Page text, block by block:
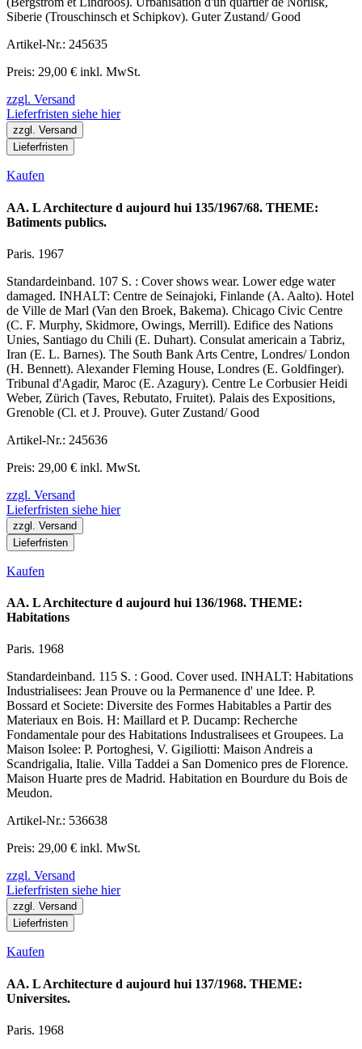
Siberie (Trouschinsch et Schipkov). Guter Zustand/ Good
Artikel-Nr.: 245635
Preis: 29,00 € inkl. MwSt.
zzgl. Versand
Lieferfristen siehe hier
zzgl. Versand
Lieferfristen
Kaufen
AA. L Architecture d aujourd hui 135/1967/68. THEME:
Batiments publics.
Paris. 1967
Standardeinband. 107 S. : Cover shows wear. Lower edge water
damaged. INHALT: Centre de Seinajoki, Finlande (A. Aalto). Hotel
de Ville de Marl (Van den Broek, Bakema). Chicago Civic Centre
(C. F. Murphy, Skidmore, Owings, Merrill). Edifice des Nations
Unies, Santiago du Chili (E. Duhart). Consulat americain a Tabriz,
Iran (E. L. Barnes). The South Bank Arts Centre, Londres/ London
(H. Bennett). Alexander Fleming House, Londres (E. Goldfinger).
Tribunal d'Agadir, Maroc (E. Azagury). Centre Le Corbusier Heidi
Weber, Zürich (Taves, Rebutato, Fruitet). Palais des Expositions,
Grenoble (Cl. et J. Prouve). Guter Zustand/ Good
Artikel-Nr.: 245636
Preis: 29,00 € inkl. MwSt.
zzgl. Versand
Lieferfristen siehe hier
zzgl. Versand
Lieferfristen
Kaufen
AA. L Architecture d aujourd hui 136/1968. THEME:
Habitations
Paris. 1968
Standardeinband. 115 S. : Good. Cover used. INHALT: Habitations
Industrialisees: Jean Prouve ou la Permanence d' une Idee. P.
Bossard et Societe: Diversite des Formes Habitables a Partir des
Materiaux en Bois. H: Maillard et P. Ducamp: Recherche
Fondamentale pour des Habitations Industralisees et Groupees. La
Maison Isolee: P. Portoghesi, V. Gigiliotti: Maison Andreis a
Scandrigalia, Italie. Villa Taddei a San Domenico pres de Florence.
Maison Huarte pres de Madrid. Habitation en Bourdure du Bois de
Meudon.
Artikel-Nr.: 536638
Preis: 29,00 € inkl. MwSt.
zzgl. Versand
Lieferfristen siehe hier
zzgl. Versand
Lieferfristen
Kaufen
AA. L Architecture d aujourd hui 137/1968. THEME:
Universites.
Paris. 1968